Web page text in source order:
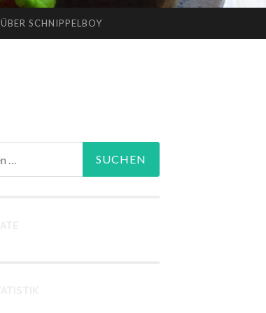
ÜBER SCHNIPPELBOY